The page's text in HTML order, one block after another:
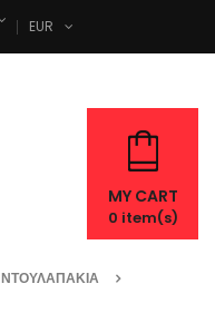
EUR
MY CART
0 item(s)
ΝΤΟΥΛΑΠΆΚΙΑ